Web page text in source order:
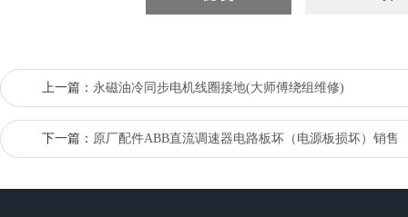
上一篇： 永磁油冷同步电机线圈接地(大师傅绕组维修)
下一篇： 原厂配件ABB直流调速器电路板坏（电源板损坏）销售